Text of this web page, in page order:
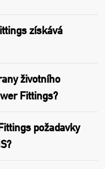
získává
životního
Fittings?
požadavky